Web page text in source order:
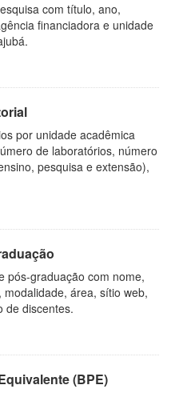
com título, ano,
financiadora e unidade
por unidade acadêmica
de laboratórios, número
pesquisa e extensão),
pós-graduação com nome,
área, sítio web,
de discentes.
(BPE)